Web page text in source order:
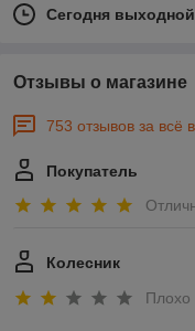
Сегодня выходной
Отзывы о магазине
753 отзывов за всё
Покупатель
Колесник
Плохо